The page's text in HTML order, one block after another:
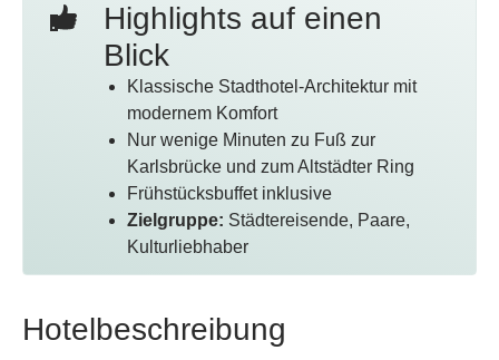
Highlights auf einen
Blick
Klassische Stadthotel-Architektur mit
modernem Komfort
Nur wenige Minuten zu Fuß zur
Karlsbrücke und zum Altstädter Ring
Frühstücksbuffet inklusive
Zielgruppe: Städtereisende, Paare,
Kulturliebhaber
Hotelbeschreibung